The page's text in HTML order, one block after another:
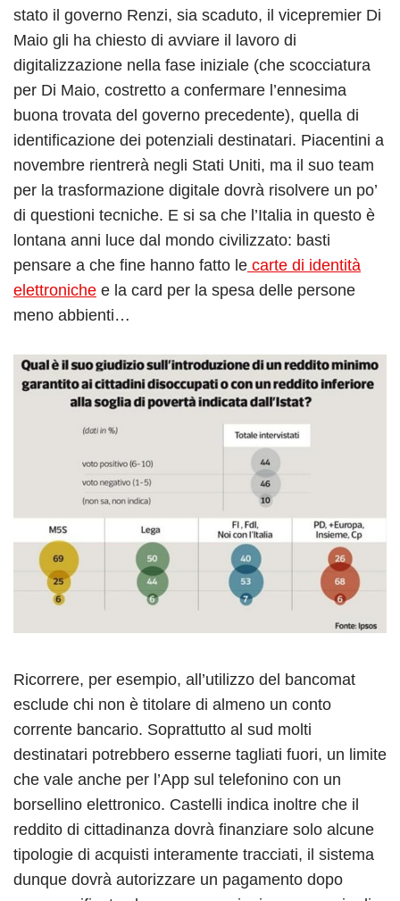
stato il governo Renzi, sia scaduto, il vicepremier Di
Maio gli ha chiesto di avviare il lavoro di
digitalizzazione nella fase iniziale (che scocciatura
per Di Maio, costretto a confermare l’ennesima
buona trovata del governo precedente), quella di
identificazione dei potenziali destinatari. Piacentini a
novembre rientrerà negli Stati Uniti, ma il suo team
per la trasformazione digitale dovrà risolvere un po’
di questioni tecniche. E si sa che l’Italia in questo è
lontana anni luce dal mondo civilizzato: basti
pensare a che fine hanno fatto le carte di identità
elettroniche e la card per la spesa delle persone
meno abbienti…
Ricorrere, per esempio, all’utilizzo del bancomat
esclude chi non è titolare di almeno un conto
corrente bancario. Soprattutto al sud molti
destinatari potrebbero esserne tagliati fuori, un limite
che vale anche per l’App sul telefonino con un
borsellino elettronico. Castelli indica inoltre che il
reddito di cittadinanza dovrà finanziare solo alcune
tipologie di acquisti interamente tracciati, il sistema
dunque dovrà autorizzare un pagamento dopo